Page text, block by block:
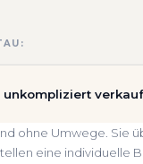
ohne Umwege.
eine individuelle